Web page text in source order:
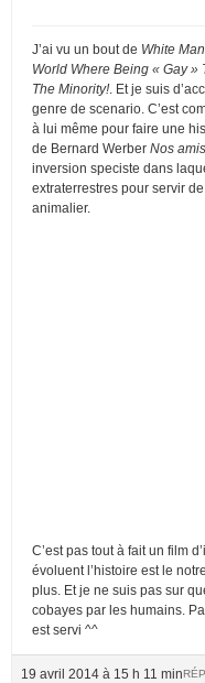
J’ai vu un bout de White
World Where Being « Gay »
The Minority!. Et je suis
genre de scenario. C’est
à lui même pour faire une
de Bernard Werber Nos
inversion speciste dans
extraterrestres pour servir
animalier.
C’est pas tout à fait un film
évoluent l’histoire est le
plus. Et je ne suis pas sur
cobayes par les humains.
est servi ^^
19 avril 2014 à 15 h 11 min